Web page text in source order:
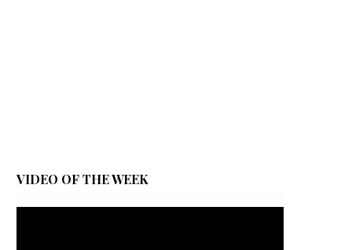
VIDEO OF THE WEEK